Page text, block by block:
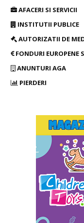
AFACERI SI SERVICII
INSTITUTII PUBLICE
AUTORIZATII DE
FONDURI EUROPENE
ANUNTURI AGA
PIERDERI